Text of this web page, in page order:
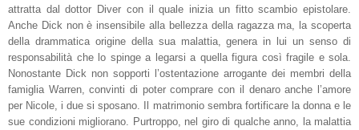
attratta dal dottor Diver con il quale inizia un fitto scambio epistolare.
Anche Dick non è insensibile alla bellezza della ragazza ma, la scoperta
della drammatica origine della sua malattia, genera in lui un senso di
responsabilità che lo spinge a legarsi a quella figura così fragile e sola.
Nonostante Dick non sopporti l’ostentazione arrogante dei membri della
famiglia Warren, convinti di poter comprare con il denaro anche l’amore
per Nicole, i due si sposano. Il matrimonio sembra fortificare la donna e le
sue condizioni migliorano. Purtroppo, nel giro di qualche anno, la malattia